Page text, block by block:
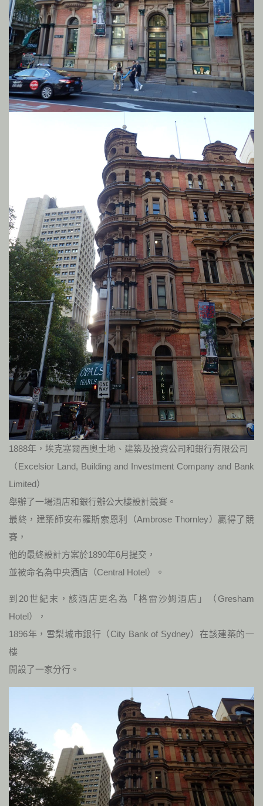
1888年，埃克塞爾西奧土地、建築及投資公司和銀行有限公司
（Excelsior Land, Building and Investment Company and Bank
Limited）
舉辦了一場酒店和銀行辦公大樓設計競賽。
最終，建築師安布羅斯索恩利（Ambrose Thornley）贏得了競
賽，
他的最終設計方案於1890年6月提交，
並被命名為中央酒店（Central Hotel）。
到20世紀末，該酒店更名為「格雷沙姆酒店」（Gresham
Hotel），
1896年，雪梨城市銀行（City Bank of Sydney）在該建築的一
樓
開設了一家分行。